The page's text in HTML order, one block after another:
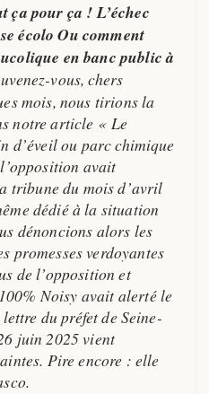
ça pour ça ! L’échec
écolo Ou comment
en banc public à
vous, chers
mois, nous tirions la
notre article « Le
d’éveil ou parc chimique
avait
tribune du mois d’avril
dédié à la situation
dénoncions alors les
promesses verdoyantes
de l’opposition et
Noisy avait alerté le
du préfet de Seine-
juin 2025 vient
Pire encore : elle